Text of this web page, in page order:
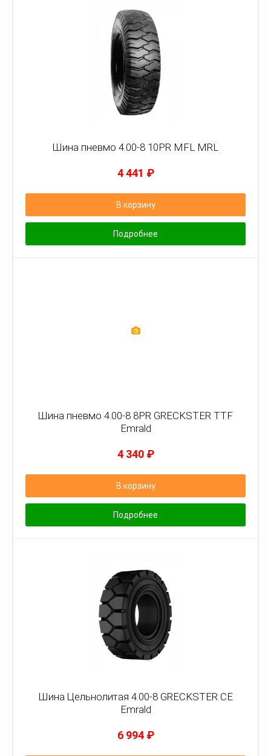
Шина пневмо 4.00-8 10PR MFL MRL
4 441 ₽
В корзину
Подробнее
Шина пневмо 4.00-8 8PR GRECKSTER TTF
Emrald
4 340 ₽
В корзину
Подробнее
Шина Цельнолитая 4.00-8 GRECKSTER CE
Emrald
6 994 ₽